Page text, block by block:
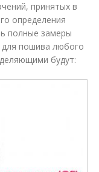
принятых в
определения
полные замеры
для пошива любого
будут: